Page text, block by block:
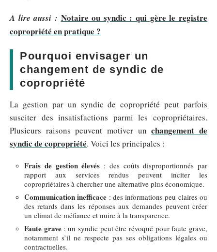
A lire aussi : Notaire ou syndic : qui gère le registre
copropriété en pratique ?
Pourquoi envisager un
changement de syndic de
copropriété
La gestion par un syndic de copropriété peut parfois
susciter des insatisfactions parmi les copropriétaires.
Plusieurs raisons peuvent motiver unchangement de
syndic de copropriété. Voici les principales :
Frais de gestion élevés : des coûts disproportionnés par
rapport aux services rendus peuvent inciter les
copropriétaires à chercher une alternative plus économique.
Communication inefficace : des informations peu claires ou
des retards dans les réponses aux demandes peuvent créer
un climat de méfiance et nuire à la transparence.
Faute grave: un syndic peut être révoqué pour faute grave,
notamment s’il ne respecte pas ses obligations légales ou
contractuelles.